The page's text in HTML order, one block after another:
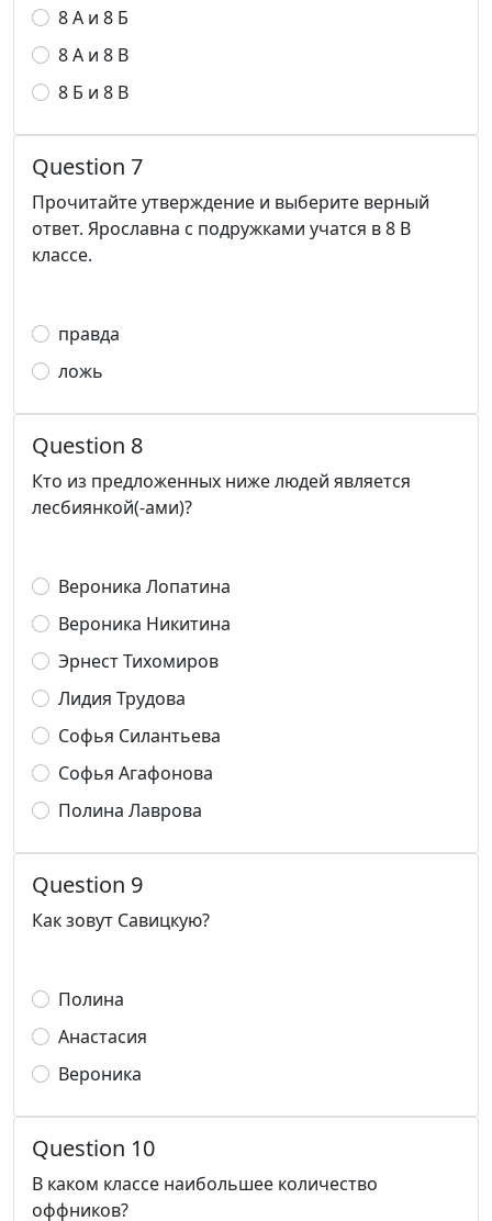
8 А и 8 Б
8 А и 8 В
8 Б и 8 В
Question 7
Прочитайте утверждение и выберите верный
ответ. Ярославна с подружками учатся в 8 В
классе.
правда
ложь
Question 8
Кто из предложенных ниже людей является
лесбиянкой(-ами)?
Вероника Лопатина
Вероника Никитина
Эрнест Тихомиров
Лидия Трудова
Софья Силантьева
Софья Агафонова
Полина Лаврова
Question 9
Как зовут Савицкую?
Полина
Анастасия
Вероника
Question 10
В каком классе наибольшее количество
оффников?